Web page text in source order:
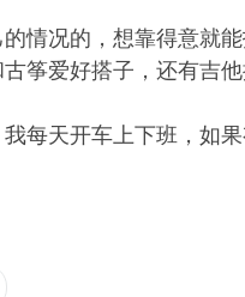
情况的，想靠得意就
筝爱好搭子，还有吉他
每天开车上下班，如